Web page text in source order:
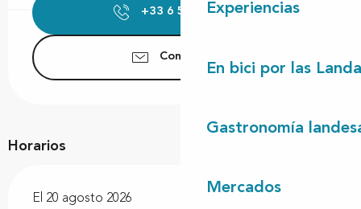
Experiencias
En bici por las
Gastronomía
Mercados
+33 6 59 19 52▒▒
Contáctenos
Horarios
El 20 agosto 2026